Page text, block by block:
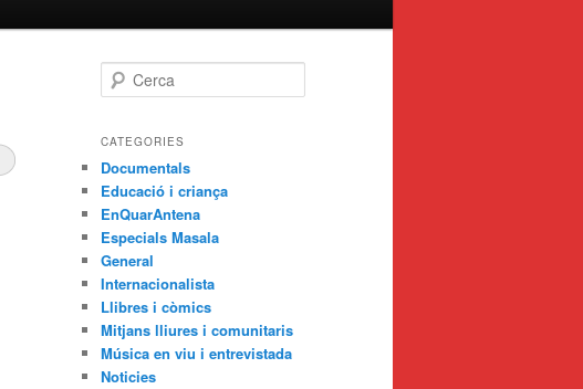
e
c
CATEGORIES
Documentals
Educació i criança
EnQuarAntena
Especials Masala
General
Internacionalista
Llibres i còmics
Mitjans lliures i comunitaris
Música en viu i entrevistada
Noticies